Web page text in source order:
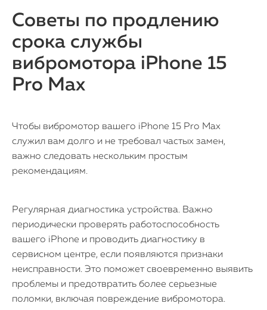
Советы по продлению
срока службы
вибромотора iPhone 15
Pro Max
Чтобы вибромотор вашего iPhone 15 Pro Max
служил вам долго и не требовал частых замен,
важно следовать нескольким простым
рекомендациям.
Регулярная диагностика устройства. Важно
периодически проверять работоспособность
вашего iPhone и проводить диагностику в
сервисном центре, если появляются признаки
неисправности. Это поможет своевременно выявить
проблемы и предотвратить более серьезные
поломки, включая повреждение вибромотора.